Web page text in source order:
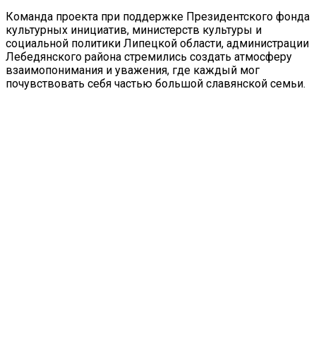
Команда проекта при поддержке Президентского фонда
культурных инициатив, министерств культуры и
социальной политики Липецкой области, администрации
Лебедянского района стремились создать атмосферу
взаимопонимания и уважения, где каждый мог
почувствовать себя частью большой славянской семьи.